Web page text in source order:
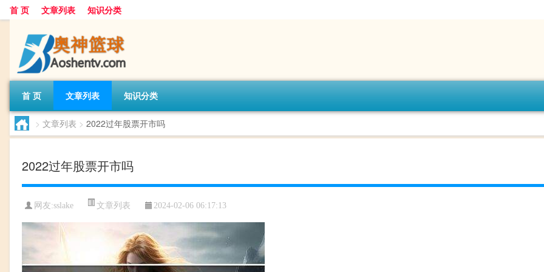
首 页 文章列表 知识分类
首 页 文章列表 知识分类
> 文章列表 > 2022过年股票开市吗
2022过年股票开市吗
网友:sslake 文章列表 2024-02-06 06:17:13